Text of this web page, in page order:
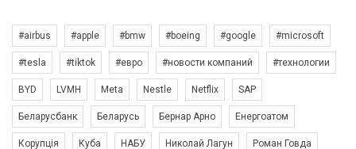
#airbus #apple #bmw #boeing #google #microsoft
#tesla #tiktok #евро #новости компаний #технологии
BYD LVMH Meta Nestle Netflix SAP
Беларусбанк Беларусь Бернар Арно Енергоатом
Корупція Куба НАБУ Николай Лагун Роман Говда